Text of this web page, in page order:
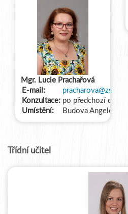
Mgr. Lucie Prachařová
E-mail:
Konzultace: po předchozí
Umístění:
Budova Angelovova
Třídní učitel